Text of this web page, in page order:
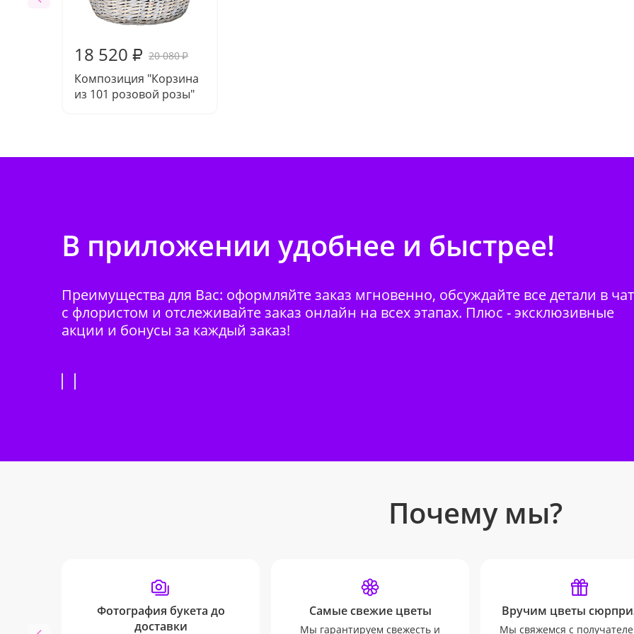
18 520 ₽ 20 080₽
Композиция "Корзина
из 101 розовой розы"
В приложении удобнее и быстрее!
Преимущества для Вас: оформляйте заказ мгновенно, обсуждайте все детали в
с флористом и отслеживайте заказ онлайн на всех этапах. Плюс - эксклюзивные
акции и бонусы за каждый заказ!
Почему мы?
Фотография букета до
доставки
Самые свежие цветы
Мы гарантируем свежесть и
Вручим цветы
Мы свяжемся с